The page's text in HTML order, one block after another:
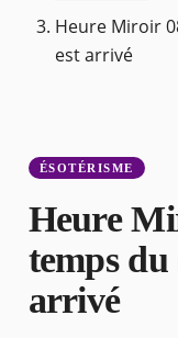
Heure Miroir
est arrivé
ÉSOTÉRISME
Heure
temps du
arrivé